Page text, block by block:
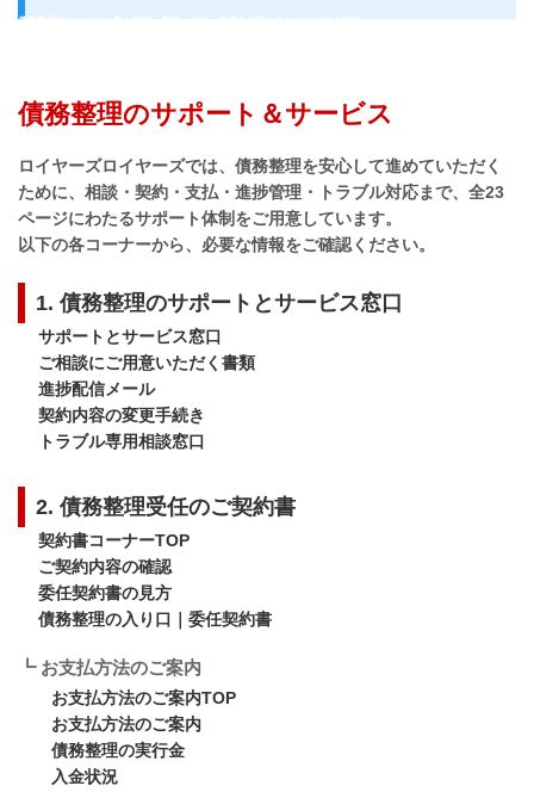
債務整理のサービス一覧｜相談・契約・支払・手続きの流れをわかりやすく解説
債務整理のサポート＆サービス
ロイヤーズロイヤーズでは、債務整理を安心して進めていただく
ために、 相談・契約・支払・進捗管理・トラブル対応まで、全23
ページにわたるサポート体制をご用意しています。
以下の各コーナーから、必要な情報をご確認ください。
1. 債務整理のサポートとサービス窓口
サポートとサービス窓口
ご相談にご用意いただく書類
進捗配信メール
契約内容の変更手続き
トラブル専用相談窓口
2. 債務整理受任のご契約書
契約書コーナーTOP
ご契約内容の確認
委任契約書の見方
債務整理の入り口｜委任契約書
┗ お支払方法のご案内
お支払方法のご案内TOP
お支払方法のご案内
債務整理の実行金
入金状況